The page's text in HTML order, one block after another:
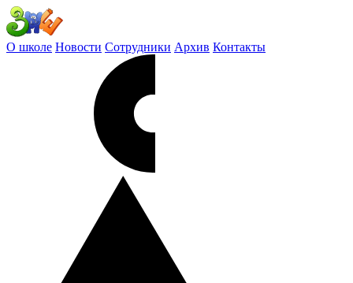
О школе Новости Сотрудники Архив Контакты